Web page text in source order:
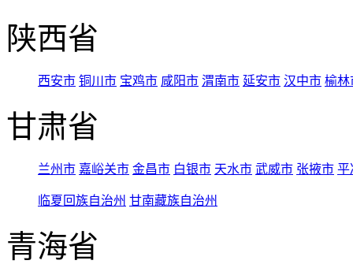
陕西省
西安市 铜川市 宝鸡市 咸阳市 渭南市 延安市 汉中市 榆林
甘肃省
兰州市 嘉峪关市 金昌市 白银市 天水市 武威市 张掖市 平
临夏回族自治州 甘南藏族自治州
青海省